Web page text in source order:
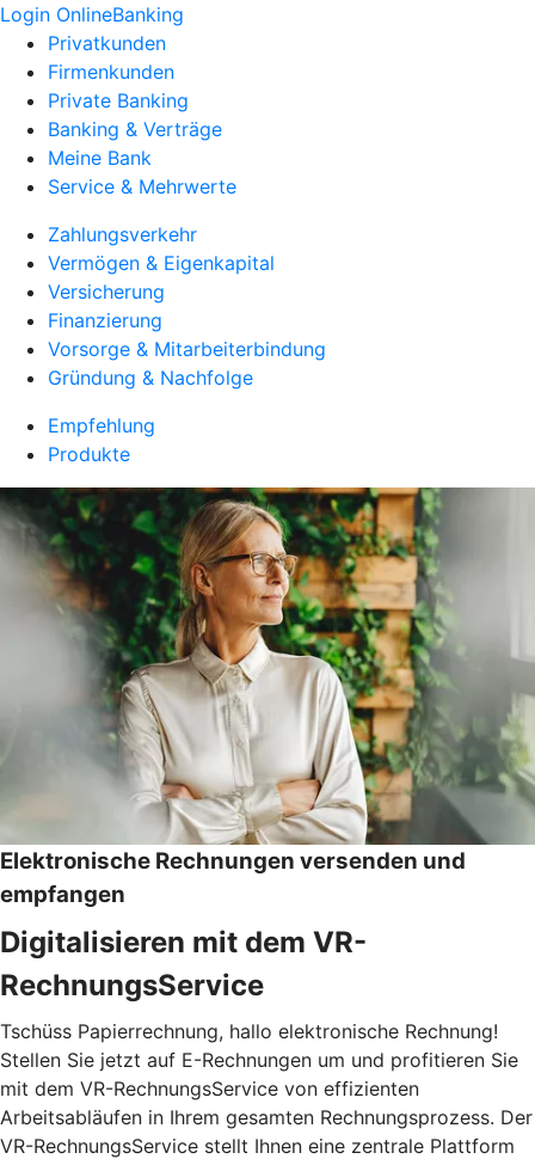
Login OnlineBanking
Privatkunden
Firmenkunden
Private Banking
Banking & Verträge
Meine Bank
Service & Mehrwerte
Zahlungsverkehr
Vermögen & Eigenkapital
Versicherung
Finanzierung
Vorsorge & Mitarbeiterbindung
Gründung & Nachfolge
Empfehlung
Produkte
Elektronische Rechnungen versenden und
empfangen
Digitalisieren mit dem VR-
RechnungsService
Tschüss Papierrechnung, hallo elektronische Rechnung!
Stellen Sie jetzt auf E-Rechnungen um und profitieren Sie
mit dem VR-RechnungsService von effizienten
Arbeitsabläufen in Ihrem gesamten Rechnungsprozess. Der
VR-RechnungsService stellt Ihnen eine zentrale Plattform